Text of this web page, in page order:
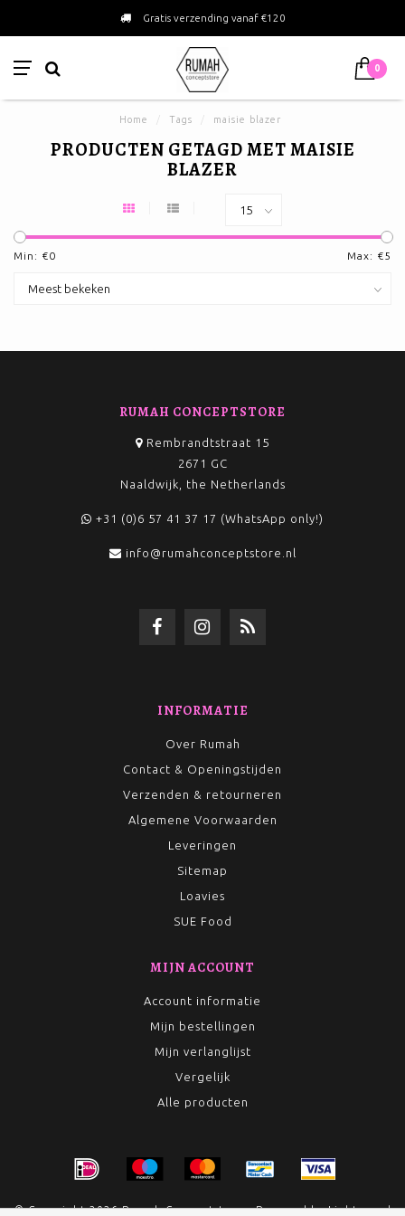
Gratis verzending vanaf €120
0
Home Tags maisie blazer
PRODUCTEN GETAGD MET MAISIE
BLAZER
Min: €0 Max: €5
RUMAH CONCEPTSTORE
Rembrandtstraat 15
2671 GC
Naaldwijk, the Netherlands
+31 (0)6 57 41 37 17 (WhatsApp only!)
info@rumahconceptstore.nl
INFORMATIE
Over Rumah
Contact & Openingstijden
Verzenden & retourneren
Algemene Voorwaarden
Leveringen
Sitemap
Loavies
SUE Food
MIJN ACCOUNT
Account informatie
Mijn bestellingen
Mijn verlanglijst
Vergelijk
Alle producten
© Copyright 2026 Rumah Conceptstore - Powered byLightspeed